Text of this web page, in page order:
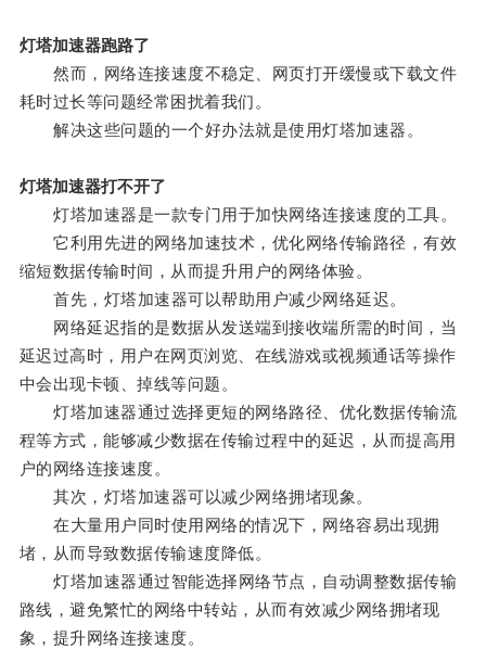
灯塔加速器跑路了
然而，网络连接速度不稳定、网页打开缓慢或下载文件
耗时过长等问题经常困扰着我们。
解决这些问题的一个好办法就是使用灯塔加速器。
灯塔加速器打不开了
灯塔加速器是一款专门用于加快网络连接速度的工具。
它利用先进的网络加速技术，优化网络传输路径，有效
缩短数据传输时间，从而提升用户的网络体验。
首先，灯塔加速器可以帮助用户减少网络延迟。
网络延迟指的是数据从发送端到接收端所需的时间，当
延迟过高时，用户在网页浏览、在线游戏或视频通话等操作
中会出现卡顿、掉线等问题。
灯塔加速器通过选择更短的网络路径、优化数据传输流
程等方式，能够减少数据在传输过程中的延迟，从而提高用
户的网络连接速度。
其次，灯塔加速器可以减少网络拥堵现象。
在大量用户同时使用网络的情况下，网络容易出现拥
堵，从而导致数据传输速度降低。
灯塔加速器通过智能选择网络节点，自动调整数据传输
路线，避免繁忙的网络中转站，从而有效减少网络拥堵现
象，提升网络连接速度。